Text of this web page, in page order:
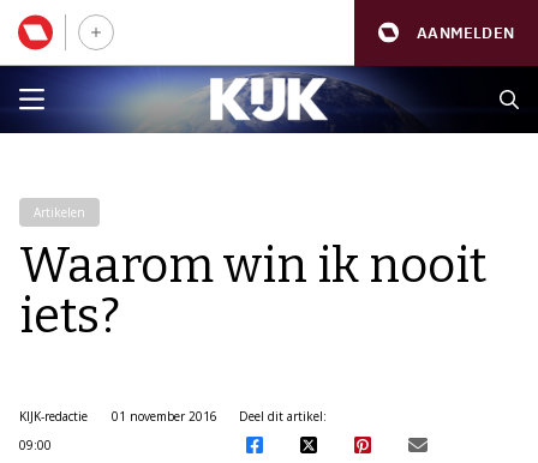
AANMELDEN
Artikelen
Waarom win ik nooit
iets?
KIJK-redactie
01 november 2016
09:00
Deel dit artikel: